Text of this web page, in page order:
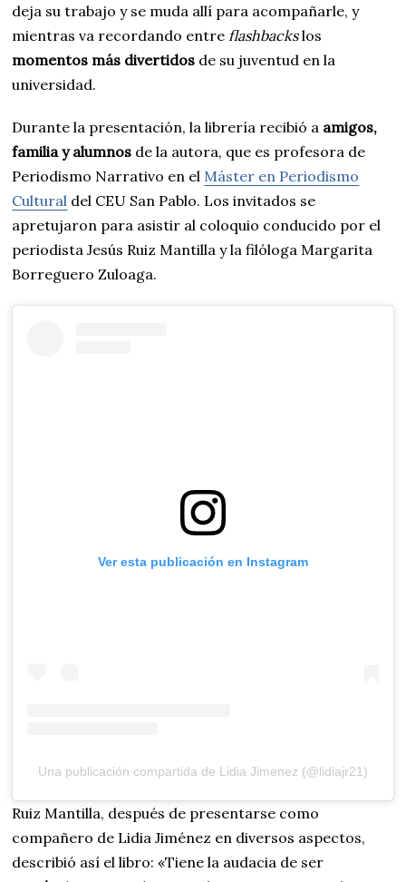
deja su trabajo y se muda allí para acompañarle, y
mientras va recordando entre flashbackslos
momentos más divertidos de su juventud en la
universidad.
Durante la presentación, la librería recibió a amigos,
familia y alumnos de la autora, que es profesora de
Periodismo Narrativo en el Máster en Periodismo
Cultural del CEU San Pablo. Los invitados se
apretujaron para asistir al coloquio conducido por el
periodista Jesús Ruiz Mantilla y la filóloga Margarita
Borreguero Zuloaga.
Ver esta publicación en Instagram
Una publicación compartida de Lidia Jimenez (@lidiajr21)
Ruiz Mantilla, después de presentarse como
compañero de Lidia Jiménez en diversos aspectos,
describió así el libro: «Tiene la audacia de ser